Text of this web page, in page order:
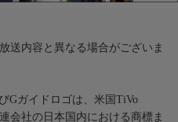
送内容と異なる場合がございま
Gガイドロゴは、米国TiVo
会社の日本国内における商標ま